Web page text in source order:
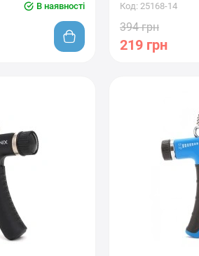
В наявності Код: 25168-14
394 грн
219 грн